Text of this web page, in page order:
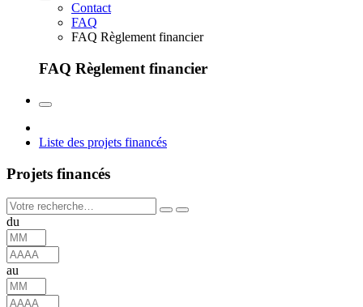
Contact
FAQ
FAQ Règlement financier
FAQ Règlement financier
Liste des projets financés
Projets financés
du
au